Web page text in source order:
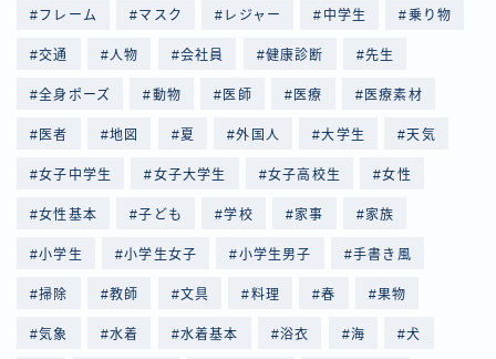
フレーム マスク レジャー 中学生 乗り物
交通 人物 会社員 健康診断 先生
全身ポーズ 動物 医師 医療 医療素材
医者 地図 夏 外国人 大学生 天気
女子中学生 女子大学生 女子高校生 女性
女性基本 子ども 学校 家事 家族
小学生 小学生女子 小学生男子 手書き風
掃除 教師 文具 料理 春 果物
気象 水着 水着基本 浴衣 海 犬